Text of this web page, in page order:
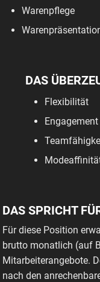
Warenpflege
DAS
Flexibilität
Engagement
DAS SPRICHT
Für diese Position
brutto monatlich (auf
Mitarbeiterangebote.
nach den